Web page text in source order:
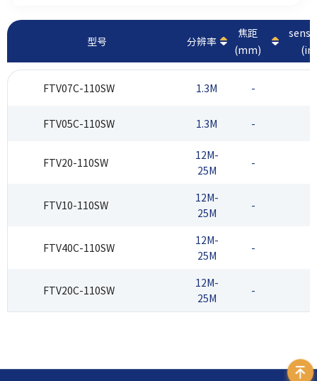
型号 分辨率
焦距
(mm)
FTV07C-110SW 1.3M -
FTV05C-110SW 1.3M -
FTV20-110SW
12M-
25M
-
FTV10-110SW
12M-
25M
-
FTV40C-110SW
12M-
25M
-
FTV20C-110SW
12M-
25M
-